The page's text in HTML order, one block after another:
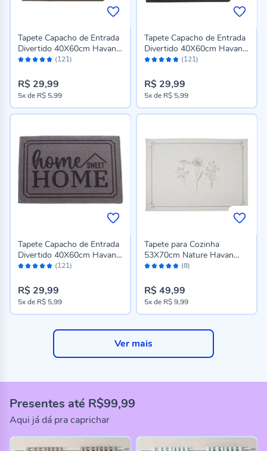
Avaliação: (121)
Tapete Capacho de Entrada
Divertido 40X60cm Havan
Casa - Bem Vindo Bege
R$ 29,99
5xde R$ 5,99
Avaliação: (121)
Tapete Capacho de Entrada
Divertido 40X60cm Havan
Casa - Home Coração
R$ 29,99
5xde R$ 5,99
Avaliação: (121)
Tapete Capacho de Entrada
Divertido 40X60cm Havan
Casa - Home Sweet Home
R$ 29,99
5xde R$ 5,99
Avaliação: (8)
Tapete para Cozinha
53X70cm Nature Havan
Casa - Cinza Jardim
R$ 49,99
5xde R$ 9,99
Ver mais
Presentes até R$99,99
Aqui já dá pra caprichar